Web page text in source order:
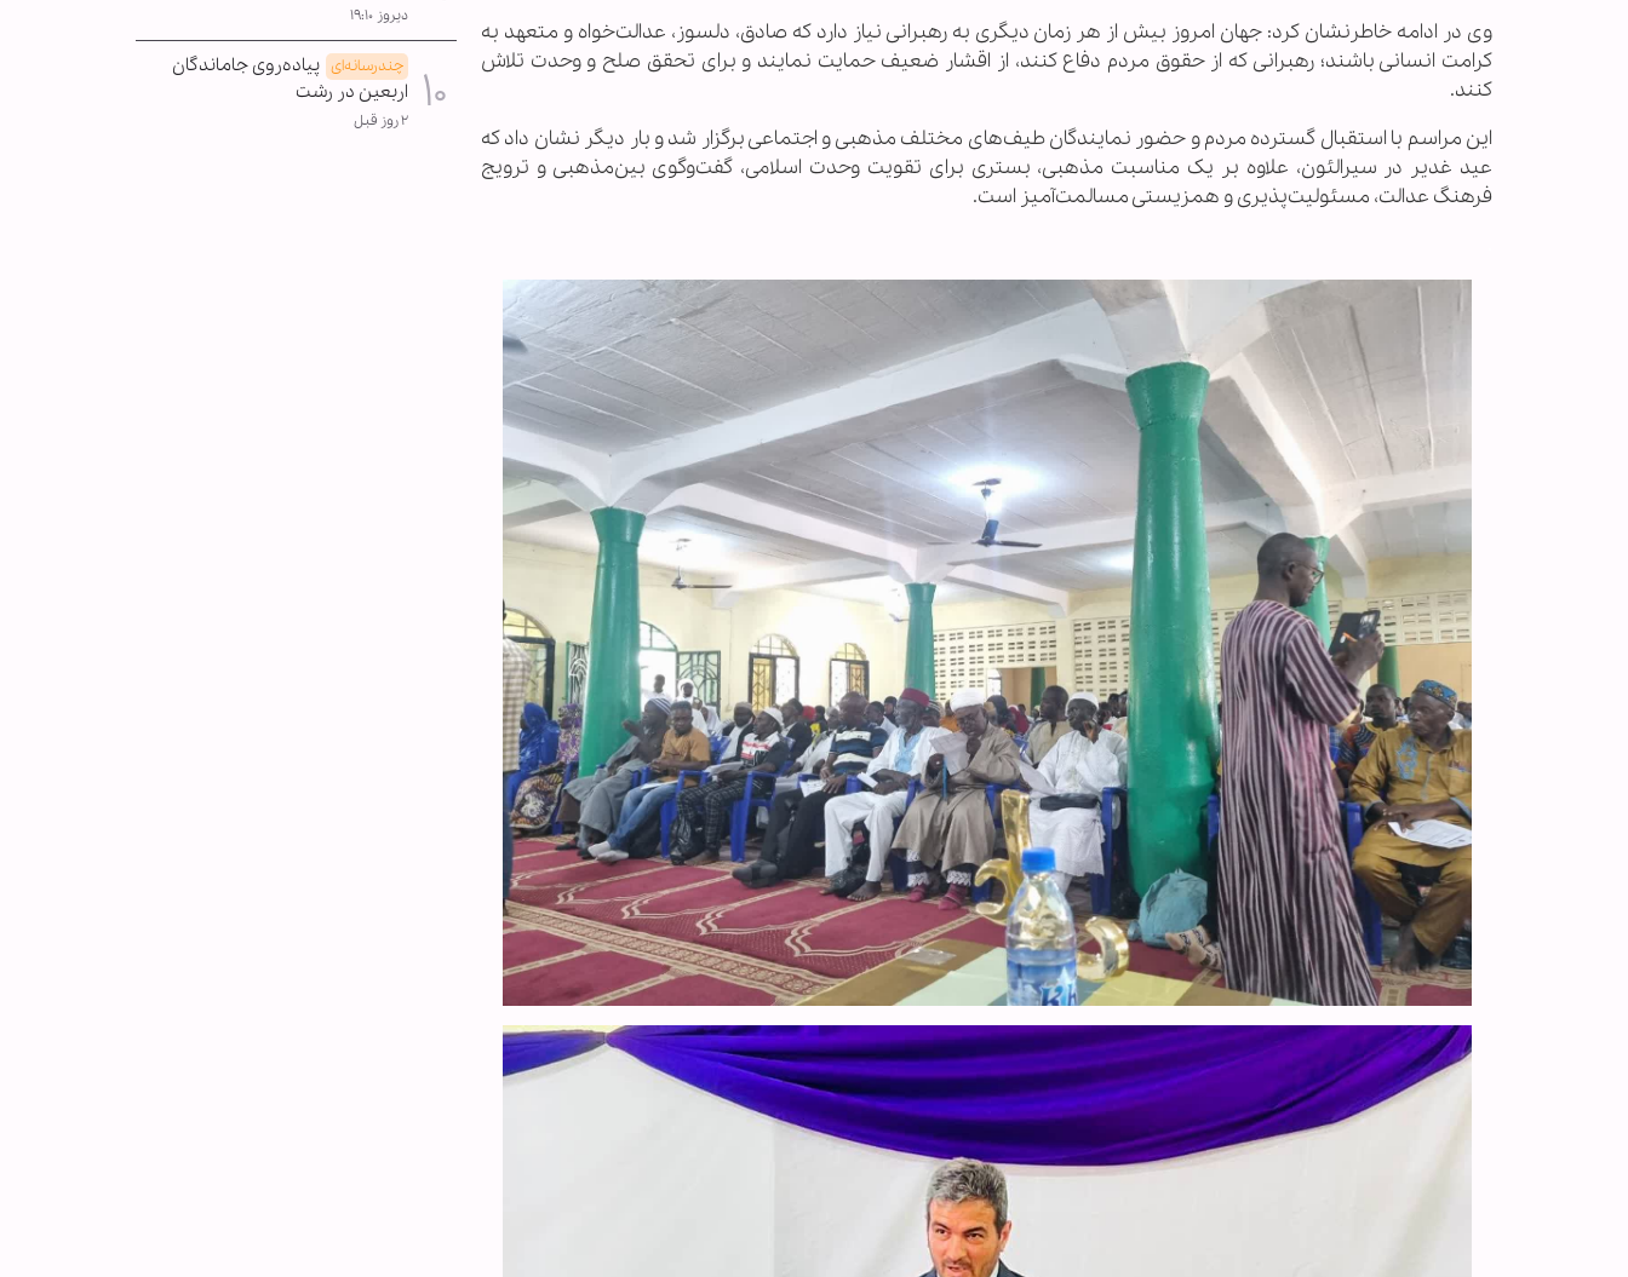
وی در ادامه خاطرنشان کرد: جهان امروز بیش از هر زمان دیگری به رهبرانی نیاز دارد که صادق، دلسوز، عدالت‌خواه و متعهد به
کرامت انسانی باشند؛ رهبرانی که از حقوق مردم دفاع کنند، از اقشار ضعیف حمایت نمایند و برای تحقق صلح و وحدت تلاش
کنند.
این مراسم با استقبال گسترده مردم و حضور نمایندگان طیف‌های مختلف مذهبی و اجتماعی برگزار شد و بار دیگر نشان داد که
عید غدیر در سیرالئون، علاوه بر یک مناسبت مذهبی، بستری برای تقویت وحدت اسلامی، گفت‌وگوی بین‌مذهبی و ترویج
فرهنگ عدالت، مسئولیت‌پذیری و همزیستی مسالمت‌آمیز است.
دیروز ۱۹:۱۰
چندرسانه‌ای پیاده‌روی جاماندگان
اربعین در رشت
۲ روز قبل